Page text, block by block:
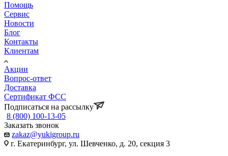
Помощь
Сервис
Новости
Блог
Контакты
Клиентам
Акции
Вопрос-ответ
Доставка
Сертификат ФСС
Подписаться на рассылку
8 (800) 100-13-05
Заказать звонок
zakaz@yukigroup.ru
г. Екатеринбург, ул. Шевченко, д. 20, секция 3